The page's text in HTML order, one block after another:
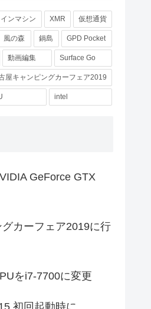
インマシン XMR 仮想通貨
風の森 鍋島 GPD Pocket
動画編集 Surface Go
屋キャンピングカーフェア2019
intel
GeForce GTX
カーフェア2019に行
をi7-7700に変更
初回起動時に